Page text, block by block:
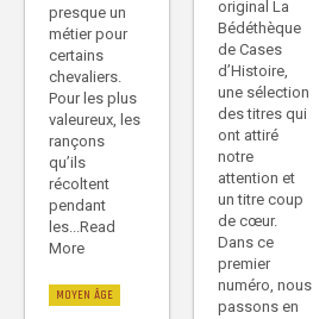
presque un
métier pour
certains
chevaliers.
Pour les plus
valeureux, les
rançons
qu’ils
récoltent
pendant
les...Read
More
MOYEN ÂGE
original La
Bédéthèque
de Cases
d’Histoire,
une sélection
des titres qui
ont attiré
notre
attention et
un titre coup
de cœur.
Dans ce
premier
numéro, nous
passons en